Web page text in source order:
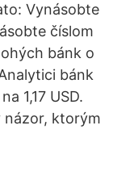
Vynásobte
číslom
bánk o
bánk
1,17 USD.
názor, ktorým